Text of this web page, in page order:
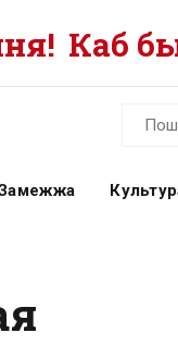
Каб